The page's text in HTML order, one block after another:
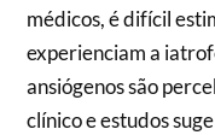
médicos, é difícil
experienciam a
ansiógenos são
clínico e estudos